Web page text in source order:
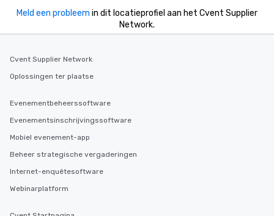
Meld een probleem in dit locatieprofiel aan het Cvent Supplier
Network.
Cvent Supplier Network
Oplossingen ter plaatse
Evenementbeheerssoftware
Evenementsinschrijvingssoftware
Mobiel evenement-app
Beheer strategische vergaderingen
Internet-enquêtesoftware
Webinarplatform